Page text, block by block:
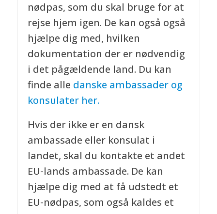
nødpas, som du skal bruge for at
rejse hjem igen. De kan også også
hjælpe dig med, hvilken
dokumentation der er nødvendig
i det pågældende land. Du kan
finde alle danske ambassader og
konsulater her.
Hvis der ikke er en dansk
ambassade eller konsulat i
landet, skal du kontakte et andet
EU-lands ambassade. De kan
hjælpe dig med at få udstedt et
EU-nødpas, som også kaldes et